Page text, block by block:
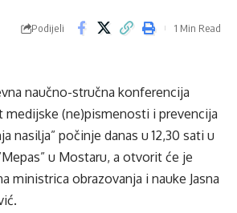
Podijeli 1 Min Read
naučno-stručna konferencija
medijske (ne)pismenosti i prevencija
nasilja” počinje danas u 12,30 sati u
u Mostaru, a otvorit će je
ministrica obrazovanja i nauke Jasna